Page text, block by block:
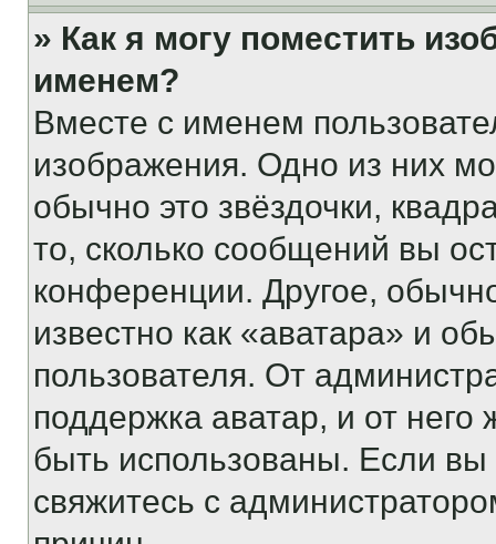
» Как я могу поместить
именем?
Вместе с именем
изображения. Одно из них
обычно это звёздочки,
то, сколько сообщений вы
конференции. Другое,
известно как «аватара» и
пользователя. От
поддержка аватар, и от него
быть использованы. Если
свяжитесь с